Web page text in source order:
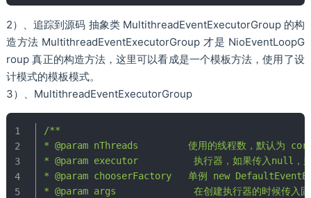
2）、追踪到源码 抽象类 MultithreadEventExecutorGroup 的构
造方法 MultithreadEventExecutorGroup 才是 NioEventLoopG
roup 真正的构造方法，这里可以看成是一个模板方法，使用了设
计模式的模板模式。
3）、MultithreadEventExecutorGroup
/**
* @param nThreads         使用的线程数，默认为
* @param executor          执行器，如果传入null，则
* @param chooserFactory   单例 new
* @param args              在创建执行器的时候传入固